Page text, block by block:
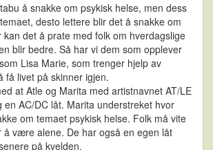
å snakke om psykisk helse, men dess
desto lettere blir det å snakke om
det å prate med folk om hverdagslige
blir bedre. Så har vi dem som opplever
Lisa Marie, som trenger hjelp av
få livet på skinner igjen.
at Atle og Marita med artistnavnet AT/LE
en AC/DC låt. Marita understreket hvor
om temaet psykisk helse. Folk må vite
å være alene. De har også en egen låt
på kvelden.